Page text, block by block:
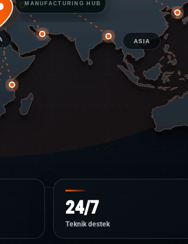
ASIA
MANUFACTURING HUB
24/7
Teknik destek